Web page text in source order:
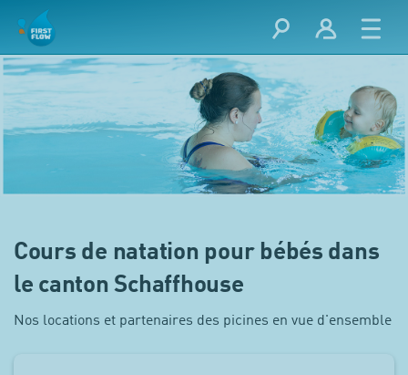
Cours de natation pour bébés dans
le canton Schaffhouse
Nos locations et partenaires des picines en vue d'ensemble